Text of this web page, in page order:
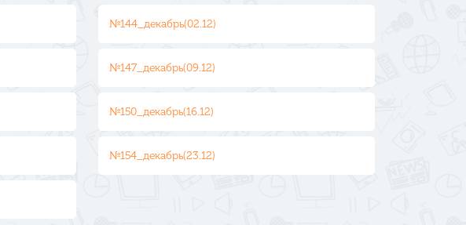
№144_декабрь(02.12)
№147_декабрь(09.12)
№150_декабрь(16.12)
№154_декабрь(23.12)